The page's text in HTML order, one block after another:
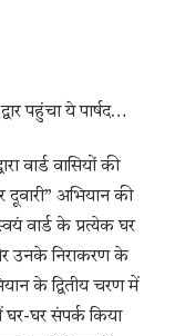
पहुंचा ये पार्षद…
वार्ड वासियों की
दूवारी” अभियान की
वार्ड के प्रत्येक घर
उनके निराकरण के
के द्वितीय चरण में
घर-घर संपर्क किया